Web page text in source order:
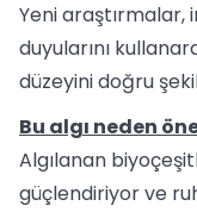
Yeni araştırmalar,
duyularını
düzeyini doğru
Bu algı neden
Algılanan
güçlendiriyor ve